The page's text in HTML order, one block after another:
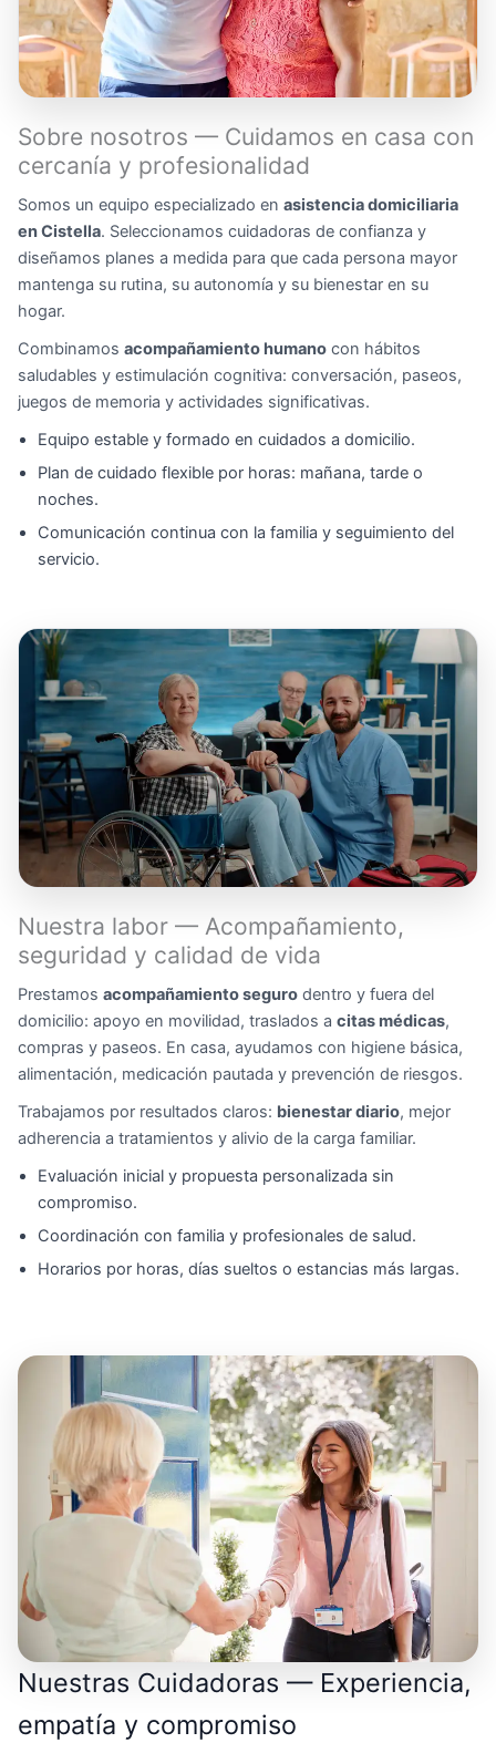
Sobre nosotros — Cuidamos en casa con
cercanía y profesionalidad
Somos un equipo especializado en asistencia domiciliaria
en Cistella. Seleccionamos cuidadoras de confianza y
diseñamos planes a medida para que cada persona mayor
mantenga su rutina, su autonomía y su bienestar en su
hogar.
Combinamos acompañamiento humano con hábitos
saludables y estimulación cognitiva: conversación, paseos,
juegos de memoria y actividades significativas.
Equipo estable y formado en cuidados a domicilio.
Plan de cuidado flexible por horas: mañana, tarde o
noches.
Comunicación continua con la familia y seguimiento del
servicio.
Nuestra labor — Acompañamiento,
seguridad y calidad de vida
Prestamos acompañamiento seguro dentro y fuera del
domicilio: apoyo en movilidad, traslados a citas médicas,
compras y paseos. En casa, ayudamos con higiene básica,
alimentación, medicación pautada y prevención de riesgos.
Trabajamos por resultados claros: bienestar diario, mejor
adherencia a tratamientos y alivio de la carga familiar.
Evaluación inicial y propuesta personalizada sin
compromiso.
Coordinación con familia y profesionales de salud.
Horarios por horas, días sueltos o estancias más largas.
Nuestras Cuidadoras — Experiencia,
empatía y compromiso